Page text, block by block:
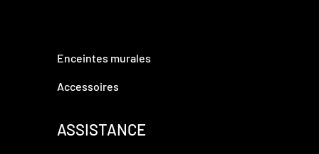
Enceintes murales
Accessoires
ASSISTANCE